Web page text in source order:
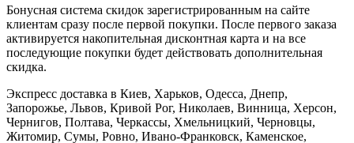
Бонусная система скидок зарегистрированным на сайте
клиентам сразу после первой покупки. После первого заказа
активируется накопительная дисконтная карта и на все
последующие покупки будет действовать дополнительная
скидка.
Экспресс доставка в Киев, Харьков, Одесса, Днепр,
Запорожье, Львов, Кривой Рог, Николаев, Винница, Херсон,
Чернигов, Полтава, Черкассы, Хмельницкий, Черновцы,
Житомир, Сумы, Ровно, Ивано-Франковск, Каменское,